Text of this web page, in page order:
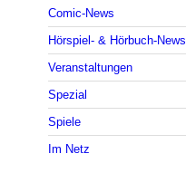
Comic-News
Hörspiel- & Hörbuch-News
Veranstaltungen
Spezial
Spiele
Im Netz